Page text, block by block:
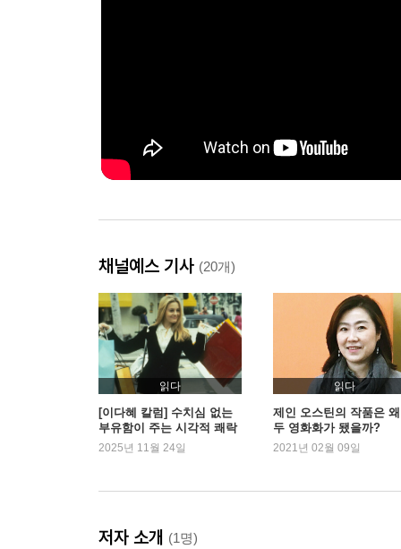
채널예스 기사 (20개)
읽다
[이다혜 칼럼] 수치심 없는
부유함이 주는 시각적 쾌락
2025년 11월 24일
읽다
제인 오스틴의 작품은
두 영화화가 됐을까?
2021년 02월 09일
저자 소개 (1명)